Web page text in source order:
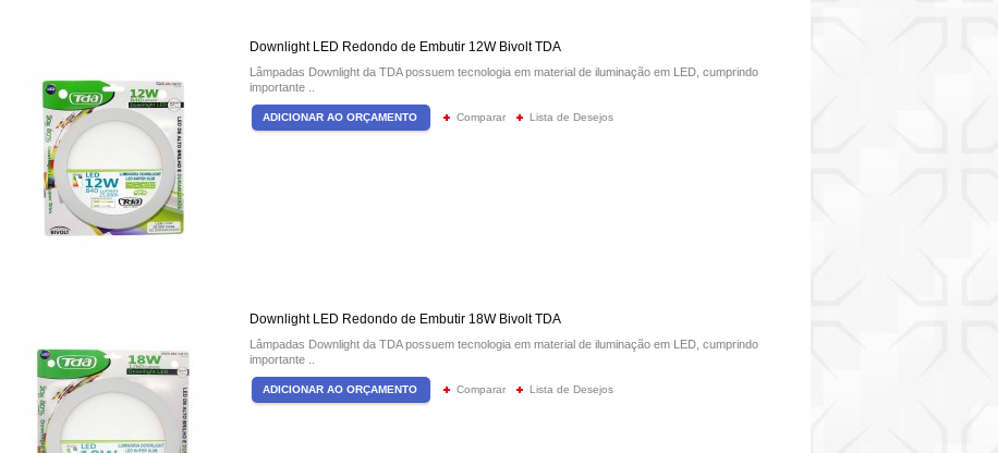
Downlight LED Redondo de Embutir 12W Bivolt TDA
Lâmpadas Downlight da TDA possuem tecnologia em material de iluminação em LED, cumprindo
importante ..
Comparar Lista de Desejos
Downlight LED Redondo de Embutir 18W Bivolt TDA
Lâmpadas Downlight da TDA possuem tecnologia em material de iluminação em LED, cumprindo
importante ..
Comparar Lista de Desejos